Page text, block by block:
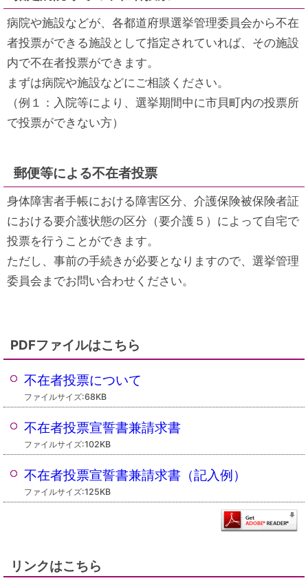
病院や施設などが、各都道府県選挙管理委員会から不在
者投票ができる施設として指定されていれば、その施設
内で不在者投票ができます。
まずは病院や施設などにご相談ください。
（例１：入院等により、選挙期間中に市貝町内の投票所
で投票ができない方）
郵便等による不在者投票
身体障害者手帳における障害区分、介護保険被保険者証
における要介護状態の区分（要介護５）によって自宅で
投票を行うことができます。
ただし、事前の手続きが必要となりますので、選挙管理
委員会までお問い合わせください。
PDFファイルはこちら
不在者投票について
ファイルサイズ:68KB
不在者投票宣誓書兼請求書
ファイルサイズ:102KB
不在者投票宣誓書兼請求書（記入例）
ファイルサイズ:125KB
リンクはこちら